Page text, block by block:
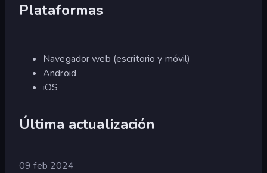
Plataformas
Navegador web (escritorio y móvil)
Android
iOS
Última actualización
09 feb 2024